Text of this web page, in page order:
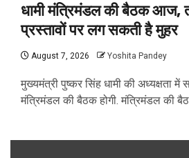
धामी मंत्रिमंडल की बैठक आज,
प्रस्तावों पर लग सकती है मुहर
August 7, 2026 Yoshita Pandey
मुख्यमंत्री पुष्कर सिंह धामी की अध्यक्षता
मंत्रिमंडल की बैठक होगी. मंत्रिमंडल की